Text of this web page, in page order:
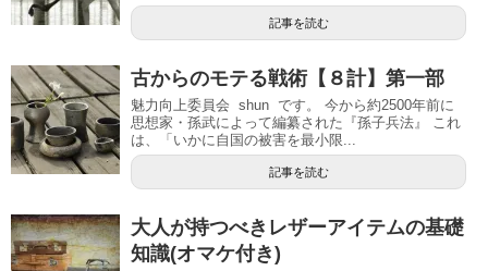
記事を読む
古からのモテる戦術【８計】第一部
魅力向上委員会 shun です。 今から約2500年前に
思想家・孫武によって編纂された『孫子兵法』 これ
は、「いかに自国の被害を最小限...
記事を読む
大人が持つべきレザーアイテムの基礎
知識(オマケ付き)